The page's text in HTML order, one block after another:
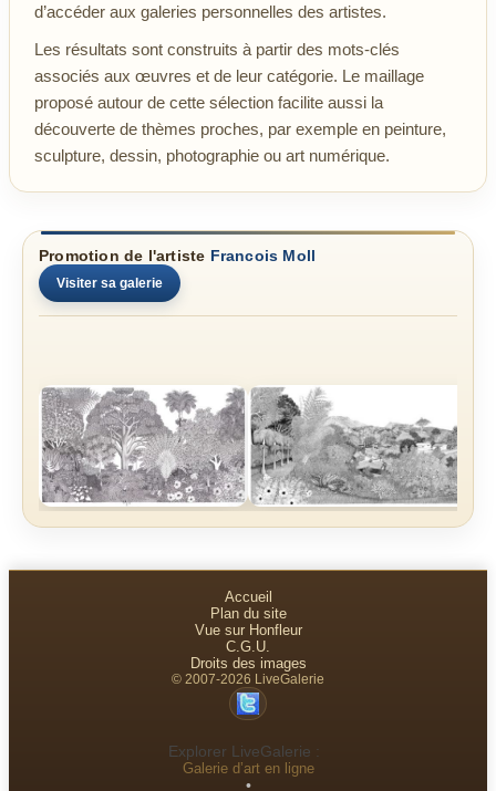
d’accéder aux galeries personnelles des artistes.
Les résultats sont construits à partir des mots-clés
associés aux œuvres et de leur catégorie. Le maillage
proposé autour de cette sélection facilite aussi la
découverte de thèmes proches, par exemple en peinture,
sculpture, dessin, photographie ou art numérique.
Promotion de l'artiste Francois Moll
Visiter sa galerie
Accueil
Plan du site
Vue sur Honfleur
C.G.U.
Droits des images
© 2007-2026 LiveGalerie
Explorer LiveGalerie :
Galerie d’art en ligne
•